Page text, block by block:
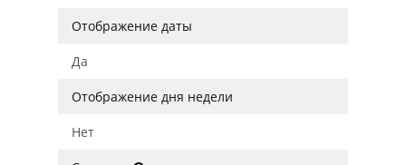
Отображение даты
Да
Отображение дня недели
Нет